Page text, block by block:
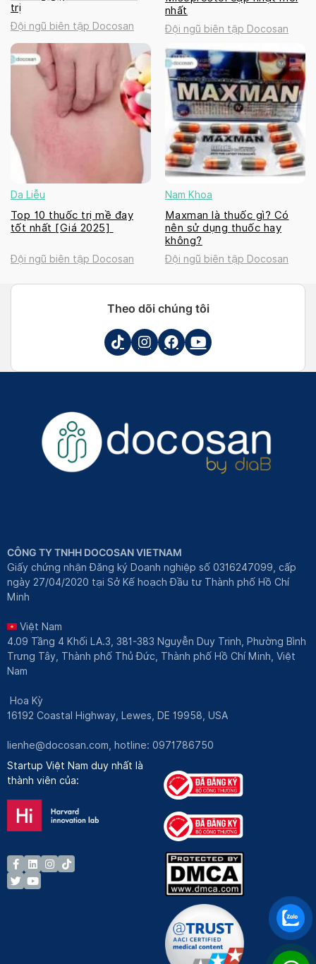
trị
Đội ngũ biên tập Docosan
nhất
Đội ngũ biên tập Docosan
Da Liễu
Top 10 thuốc trị mề đay
tốt nhất [Giá 2025]
Đội ngũ biên tập Docosan
Nam Khoa
Maxman là thuốc gì? Có
nên sử dụng thuốc hay
không?
Đội ngũ biên tập Docosan
Theo dõi chúng tôi
CÔNG TY TNHH DOCOSAN VIETNAM
Giấy chứng nhận Đăng ký Doanh nghiệp số 0316247099, cấp
ngày 27/04/2020 tại Sở Kế hoạch Đầu tư Thành phố Hồ Chí
Minh
Việt Nam
4.09 Tầng 4 Khối LA.3, 381-383 Nguyễn Duy Trinh, Phường Bình
Trưng Tây, Thành phố Thủ Đức, Thành phố Hồ Chí Minh, Việt
Nam
Hoa Kỳ
16192 Coastal Highway, Lewes, DE 19958, USA
lienhe@docosan.com , hotline: 0971786750
Startup Việt Nam duy nhất là
thành viên của: